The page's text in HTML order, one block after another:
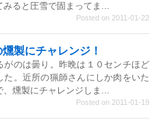
みると圧雪で固まってま...
Posted on 2011-01-22
燻製にチャレンジ！
がのは曇り。昨晩は１０センチほど
た。近所の猟師さんにしか肉をいた
、燻製にチャレンジしま...
Posted on 2011-01-19